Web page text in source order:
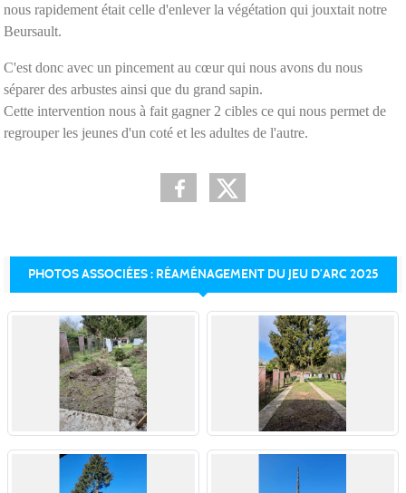
nous rapidement était celle d'enlever la végétation qui jouxtait notre
Beursault.
C'est donc avec un pincement au cœur qui nous avons du nous
séparer des arbustes ainsi que du grand sapin.
Cette intervention nous à fait gagner 2 cibles ce qui nous permet de
regrouper les jeunes d'un coté et les adultes de l'autre.
PHOTOS ASSOCIÉES : RÉAMÉNAGEMENT DU JEU D’ARC 2025